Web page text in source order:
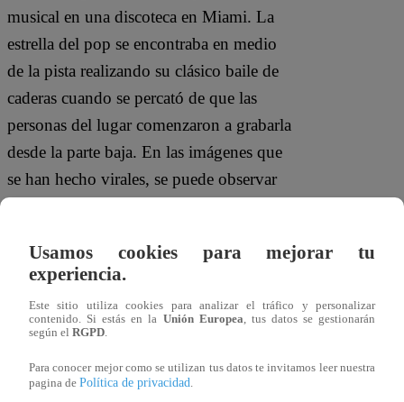
musical en una discoteca en Miami. La
estrella del pop se encontraba en medio
de la pista realizando su clásico baile de
caderas cuando se percató de que las
personas del lugar comenzaron a grabarla
desde la parte baja. En las imágenes que
se han hecho virales, se puede observar
dedos, para después marcharse.
La intérprete de “Ojos Así” se encontraba
grabando, junto a Anitta, Danna Paola,
Lele Pons, entre otras figuras, el videoclip
de su próximo sencillo, que al parecer
Usamos cookies para mejorar tu
experiencia.
Este sitio utiliza cookies para analizar el tráfico y personalizar
contenido. Si estás en la Unión Europea, tus datos se gestionarán
según el RGPD.
Para conocer mejor como se utilizan tus datos te invitamos leer nuestra
pagina de Política de privacidad.